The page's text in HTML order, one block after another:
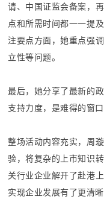
请、中国证监会备案，
点和所需时间都一一提
注要点方面，她重点强
立性等问题。
最后，她分享了最新的
支持力度，是难得的窗
整场活动内容充实，周
验，将复杂的上市知识
关行业企业解开了赴港
实现企业发展有了更清晰